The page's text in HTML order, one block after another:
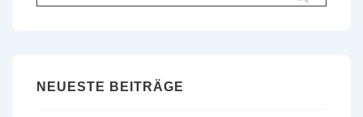
nach:
NEUESTE BEITRÄGE